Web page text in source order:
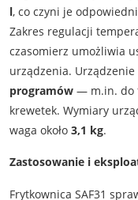
l, co czyni je
Zakres regulacji
czasomierz umożliwia
urządzenia.
programów— m.in. do
krewetek. Wymiary
waga około 3,1 kg.
Zastosowanie i
Frytkownica SAF31